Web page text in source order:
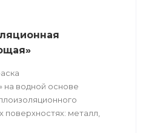
на водной основе
поверхностях: металл,